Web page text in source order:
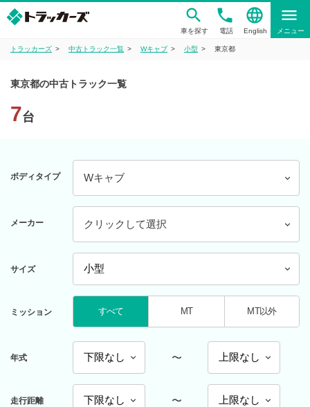
車を探す
phone
電話
language
English
menu
メニュー
トラッカーズ 中古トラック一覧 Wキャブ 小型 東京都
東京都の中古トラック一覧
7台
ボディタイプ Wキャブ
メーカー クリックして選択
サイズ
ミッション すべて MT MT以外
年式 〜
走行距離 〜